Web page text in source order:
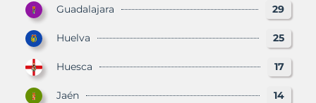
Guadalajara 29
Huelva 25
Huesca 17
Jaén 14